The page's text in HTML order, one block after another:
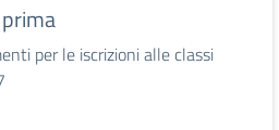
per le iscrizioni alle classi